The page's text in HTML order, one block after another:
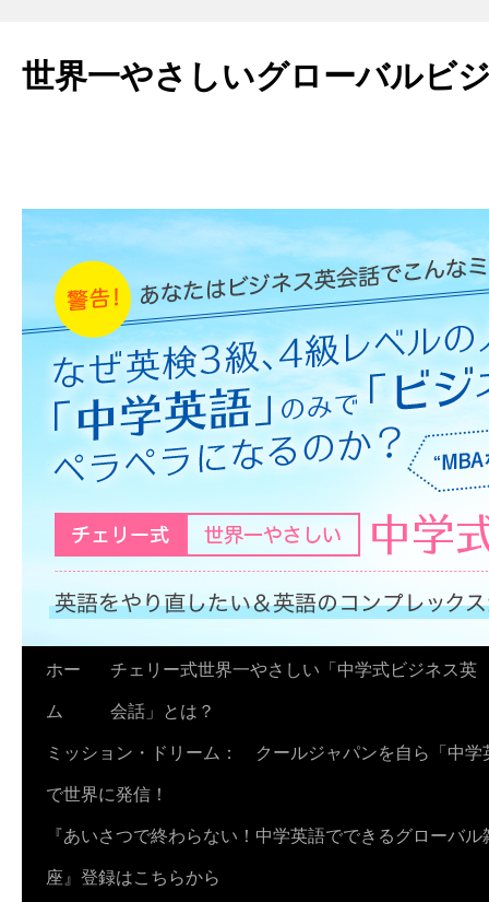
世界一やさしいグローバルビ
ホー
ム
チェリー式世界一やさしい「中学式ビジネス英
会話」とは？
ミッション・ドリーム： クールジャパンを自ら「中学
で世界に発信！
『あいさつで終わらない！中学英語でできるグローバ
座』登録はこちらから